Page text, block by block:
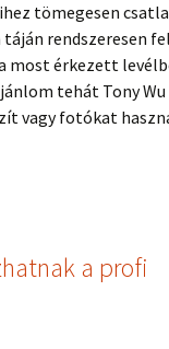
tömegesen
rendszeresen
most érkezett
tehát Tony Wu
vagy fotókat
a profi